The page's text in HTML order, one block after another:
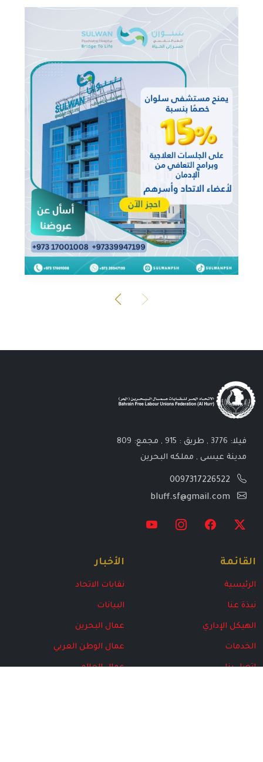
فيلا: 3776 , طريق : 915 , مجمع: 809
مدينة عيسى , مملكه البحرين
0097317226522
bluff.sf@gmail.com
القائمة
الرئيسية
نبذة عنا
الهيكل الإداري
الخدمات
اتصل بنا
الأخبار
نقابات الاتحاد
البيانات
عمال البحرين
عمال الوطن العربي
عمال العالم